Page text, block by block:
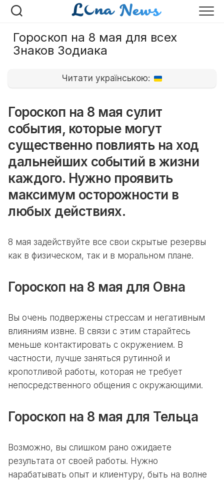
Перейти
Гороскоп на 8 мая для всех
Знаков Зодиака
Читати українською:
Гороскоп на 8 мая сулит
события, которые могут
существенно повлиять на ход
дальнейших событий в жизни
каждого. Нужно проявить
максимум осторожности в
любых действиях.
8 мая задействуйте все свои скрытые резервы
как в физическом, так и в моральном плане.
Гороскоп на 8 мая для Овна
Вы очень подвержены стрессам и негативным
влияниям извне. В связи с этим старайтесь
меньше контактировать с окружением. В
частности, лучше заняться рутинной и
кропотливой работы, которая не требует
непосредственного общения с окружающими.
Гороскоп на 8 мая для Тельца
Возможно, вы слишком рано ожидаете
результата от своей работы. Нужно
нарабатывать опыт и клиентуру, быть на волне